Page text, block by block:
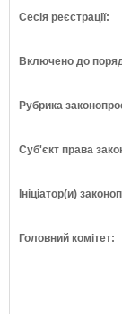
Сесія реєстрації:
Включено до
Рубрика
Суб'єкт права
Ініціатор(и)
Головний комітет: